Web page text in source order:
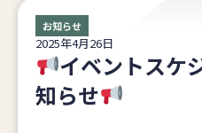
お知らせ
2025年4月26日
イベントスケ
知らせ